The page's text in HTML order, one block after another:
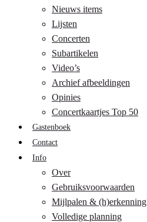
Nieuws items
Lijsten
Concerten
Subartikelen
Video’s
Archief afbeeldingen
Opinies
Concertkaartjes Top 50
Gastenboek
Contact
Info
Over
Gebruiksvoorwaarden
Mijlpalen & (h)erkenning
Volledige planning